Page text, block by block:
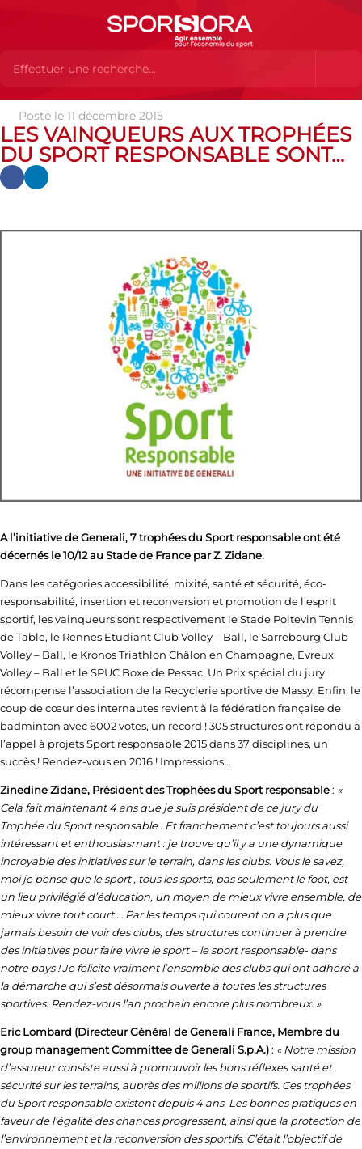
Actualités Actualités Actualités des MEMBRES
vainqueurs aux Trophées du Sport Responsable sont…
Posté le 11 décembre 2015
LES VAINQUEURS AUX TROPHÉES
DU SPORT RESPONSABLE SONT…
A l’initiative de Generali, 7 trophées du Sport responsable ont été
décernés le 10/12 au Stade de France par Z. Zidane.
Dans les catégories accessibilité, mixité, santé et sécurité, éco-
responsabilité, insertion et reconversion et promotion de l’esprit
sportif, les vainqueurs sont respectivement le Stade Poitevin Tennis
de Table, le Rennes Etudiant Club Volley – Ball, le Sarrebourg Club
Volley – Ball, le Kronos Triathlon Châlon en Champagne, Evreux
Volley – Ball et le SPUC Boxe de Pessac. Un Prix spécial du jury
récompense l’association de la Recyclerie sportive de Massy. Enfin, le
coup de cœur des internautes revient à la fédération française de
badminton avec 6002 votes, un record ! 305 structures ont répondu à
l’appel à projets Sport responsable 2015 dans 37 disciplines, un
succès ! Rendez-vous en 2016 ! Impressions…
Zinedine Zidane, Président des Trophées du Sport responsable: «
Cela fait maintenant 4 ans que je suis président de ce jury du
Trophée du Sport responsable . Et franchement c’est toujours aussi
intéressant et enthousiasmant : je trouve qu’il y a une dynamique
incroyable des initiatives sur le terrain, dans les clubs. Vous le savez,
moi je pense que le sport , tous les sports, pas seulement le foot, est
un lieu privilégié d’éducation, un moyen de mieux vivre ensemble, de
mieux vivre tout court … Par les temps qui courent on a plus que
jamais besoin de voir des clubs, des structures continuer à prendre
des initiatives pour faire vivre le sport – le sport responsable- dans
notre pays ! Je félicite vraiment l’ensemble des clubs qui ont adhéré à
la démarche qui s’est désormais ouverte à toutes les structures
sportives. Rendez-vous l’an prochain encore plus nombreux. »
Eric Lombard (Directeur Général de Generali France, Membre du
group management Committee de Generali S.p.A.): « Notre mission
d’assureur consiste aussi à promouvoir les bons réflexes santé et
sécurité sur les terrains, auprès des millions de sportifs. Ces trophées
du Sport responsable existent depuis 4 ans. Les bonnes pratiques en
faveur de l’égalité des chances progressent, ainsi que la protection de
l’environnement et la reconversion des sportifs. C’était l’objectif de